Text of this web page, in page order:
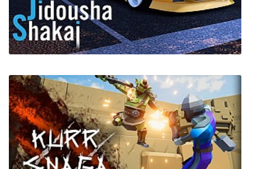
Edna & Harvey: Harvey's New Eyes
Jidousha Shakai